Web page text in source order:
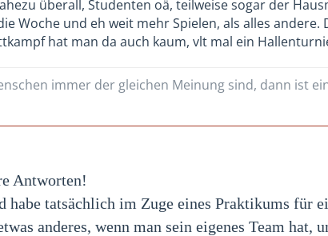
überall, Studenten oä, teilweise sogar der
Woche und eh weit mehr Spielen, als alles
hat man da auch kaum, vlt mal ein
immer der gleichen Meinung sind, dann ist
Antworten!
habe tatsächlich im Zuge eines Praktikums für
anderes, wenn man sein eigenes Team